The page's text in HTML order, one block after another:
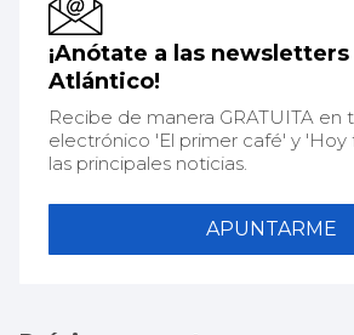
¡Anótate a las newsletters
Atlántico!
Recibe de manera GRATUITA en
electrónico 'El primer café' y 'Hoy
las principales noticias.
APUNTARME